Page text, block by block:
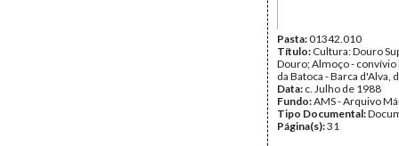
Pasta:01342.010
Título: Cultura: Douro
Douro; Almoço - convívio
da Batoca - Barca d'Alva,
Data: c. Julho de 1988
Fundo:AMS - Arquivo
Tipo Documental:
Página(s):31